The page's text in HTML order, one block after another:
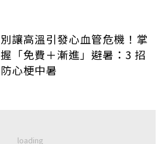
別讓高溫引發心血管危機！掌
握「免費＋漸進」避暑：3 招
防心梗中暑